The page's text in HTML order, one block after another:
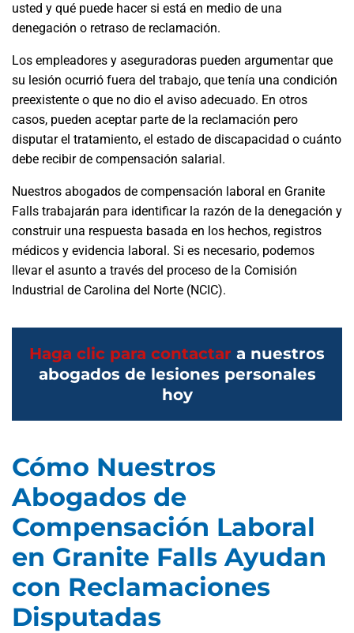
usted y qué puede hacer si está en medio de una
denegación o retraso de reclamación.
Los empleadores y aseguradoras pueden argumentar que
su lesión ocurrió fuera del trabajo, que tenía una condición
preexistente o que no dio el aviso adecuado. En otros
casos, pueden aceptar parte de la reclamación pero
disputar el tratamiento, el estado de discapacidad o cuánto
debe recibir de compensación salarial.
Nuestros abogados de compensación laboral en Granite
Falls trabajarán para identificar la razón de la denegación y
construir una respuesta basada en los hechos, registros
médicos y evidencia laboral. Si es necesario, podemos
llevar el asunto a través del proceso de la Comisión
Industrial de Carolina del Norte (NCIC).
Haga clic para contactar a nuestros
abogados de lesiones personales
hoy
Cómo Nuestros
Abogados de
Compensación Laboral
en Granite Falls Ayudan
con Reclamaciones
Disputadas